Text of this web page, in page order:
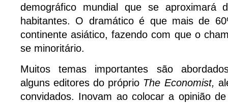
demográfico mundial que se aproximará
habitantes. O dramático é que mais de
continente asiático, fazendo com que o
se minoritário.
Muitos temas importantes são
alguns editores do próprio The Economist,
convidados. Inovam ao colocar a opinião